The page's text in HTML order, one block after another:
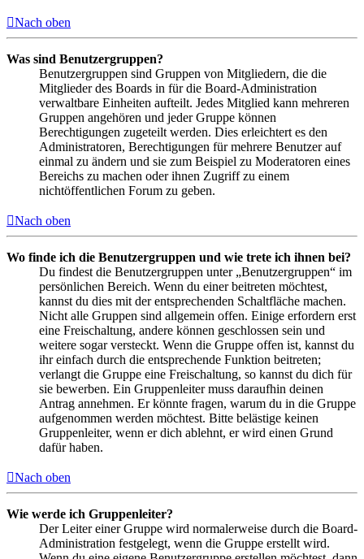
Nach oben
Was sind Benutzergruppen?
Benutzergruppen sind Gruppen von Mitgliedern, die die
Mitglieder des Boards in für die Board-Administration
verwaltbare Einheiten aufteilt. Jedes Mitglied kann mehreren
Gruppen angehören und jeder Gruppe können
Berechtigungen zugeteilt werden. Dies erleichtert es den
Administratoren, Berechtigungen für mehrere Benutzer auf
einmal zu ändern und sie zum Beispiel zu Moderatoren eines
Bereichs zu machen oder ihnen Zugriff zu einem
nichtöffentlichen Forum zu geben.
Nach oben
Wo finde ich die Benutzergruppen und wie trete ich ihnen bei?
Du findest die Benutzergruppen unter „Benutzergruppen“ im
persönlichen Bereich. Wenn du einer beitreten möchtest,
kannst du dies mit der entsprechenden Schaltfläche machen.
Nicht alle Gruppen sind allgemein offen. Einige erfordern erst
eine Freischaltung, andere können geschlossen sein und
weitere sogar versteckt. Wenn die Gruppe offen ist, kannst du
ihr einfach durch die entsprechende Funktion beitreten;
verlangt die Gruppe eine Freischaltung, so kannst du dich für
sie bewerben. Ein Gruppenleiter muss daraufhin deinen
Antrag annehmen. Er könnte fragen, warum du in die Gruppe
aufgenommen werden möchtest. Bitte belästige keinen
Gruppenleiter, wenn er dich ablehnt, er wird einen Grund
dafür haben.
Nach oben
Wie werde ich Gruppenleiter?
Der Leiter einer Gruppe wird normalerweise durch die Board-
Administration festgelegt, wenn die Gruppe erstellt wird.